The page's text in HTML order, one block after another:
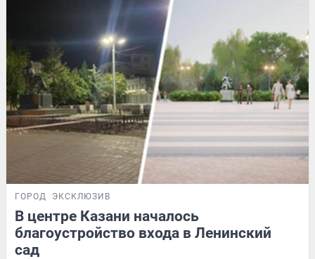
ГОРОД ЭКСКЛЮЗИВ
В центре Казани началось
благоустройство входа в Ленинский
сад